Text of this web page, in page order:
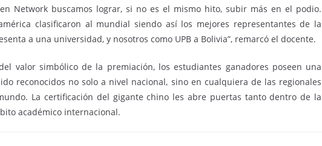
Network buscamos lograr, si no es el mismo hito, subir más en el podio.
clasificaron al mundial siendo así los mejores representantes de la
a una universidad, y nosotros como UPB a Bolivia”, remarcó el docente.
valor simbólico de la premiación, los estudiantes ganadores poseen una
reconocidos no solo a nivel nacional, sino en cualquiera de las regionales
La certificación del gigante chino les abre puertas tanto dentro de la
académico internacional.